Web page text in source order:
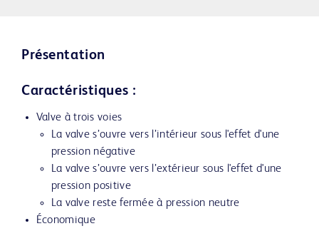
Présentation
Caractéristiques :
Valve à trois voies
La valve s’ouvre vers l’intérieur sous l'effet d'une
pression négative
La valve s’ouvre vers l’extérieur sous l'effet d'une
pression positive
La valve reste fermée à pression neutre
Économique